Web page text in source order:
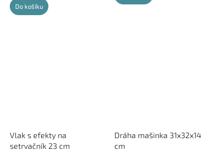
Do košíku
Vlak s efekty na
setrvačník 23 cm
Dráha mašinka 31x32x14
cm